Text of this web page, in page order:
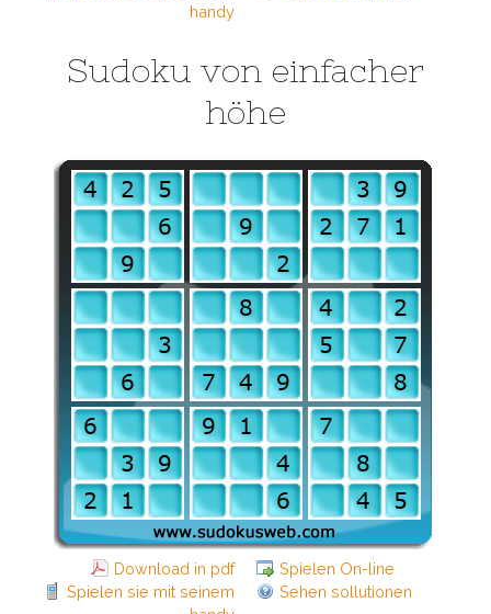
handy
Sudoku von einfacher
höhe
Download in pdf
Spielen On-line
Spielen sie mit seinem
Sehen sollutionen